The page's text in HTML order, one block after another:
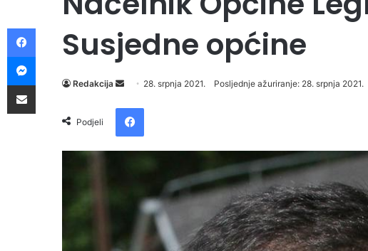
Susjedne općine
Redakcija
Send
email
28. srpnja 2021. Posljednje ažuriranje: 28. srpnja 2021.
Podjeli
Facebook
Facebook
Messenger
Podijelite putem e-pošte